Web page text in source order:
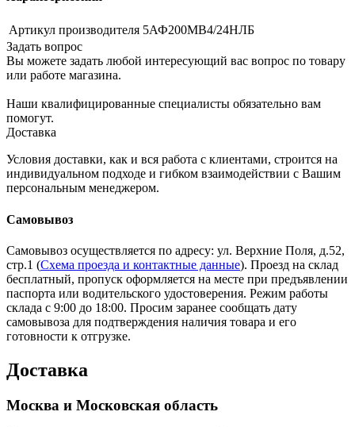
Артикул производителя 5АФ200МВ4/24НЛБ
Задать вопрос
Вы можете задать любой интересующий вас вопрос по товару
или работе магазина.
Наши квалифицированные специалисты обязательно вам
помогут.
Доставка
Условия доставки, как и вся работа с клиентами, строится на
индивидуальном подходе и гибком взаимодействии с Вашим
персональным менеджером.
Самовывоз
Самовывоз осуществляется по адресу: ул. Верхние Поля, д.52,
стр.1 (Схема проезда и контактные данные). Проезд на склад
бесплатный, пропуск оформляется на месте при предъявлении
паспорта или водительского удостоверения. Режим работы
склада с 9:00 до 18:00. Просим заранее сообщать дату
самовывоза для подтверждения наличия товара и его
готовности к отгрузке.
Доставка
Москва и Московская область